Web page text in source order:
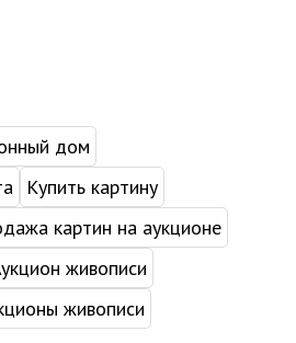
дом
Купить картину
картин на аукционе
живописи
живописи